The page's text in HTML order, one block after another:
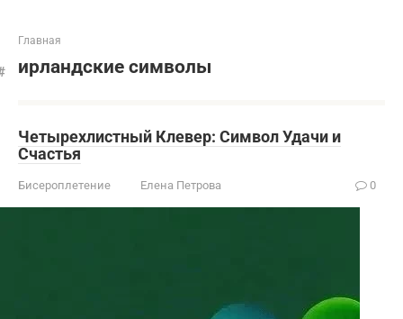
Главная
ирландские символы
Четырехлистный Клевер: Символ Удачи и
Счастья
Бисероплетение Елена Петрова 0